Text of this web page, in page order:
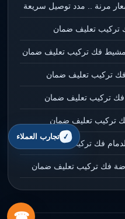
مرنة .. مدد توصيل سريعة
تركيب تعليف ضمان
فك تركيب تعليف ضمان
تركيب تعليف ضمان
تركيب تعليف ضمان
تركيب تعليف ضمان
فك تركيب تعليف ضمان
فك تركيب تعليف ضمان
تجارب العملاء